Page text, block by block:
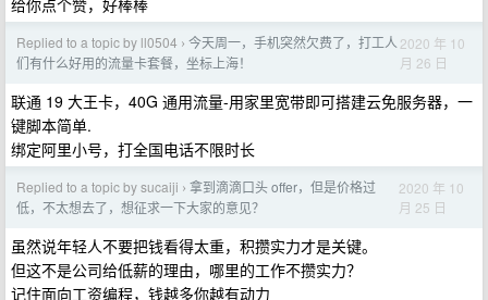
给你点个赞，好棒棒
Replied to a topic by ll0504 › 今天周一，手机突然欠费了，打工人
们有什么好用的流量卡套餐，坐标上海！
2020 年 10
月 26 日
联通 19 大王卡，40G 通用流量-用家里宽带即可搭建云免服务器，一
键脚本简单.
绑定阿里小号，打全国电话不限时长
Replied to a topic by sucaiji › 拿到滴滴口头 offer，但是价格过
低，不太想去了，想征求一下大家的意见？
2020 年 10
月 25 日
虽然说年轻人不要把钱看得太重，积攒实力才是关键。
但这不是公司给低薪的理由，哪里的工作不攒实力？
记住面向工资编程，钱越多你越有动力